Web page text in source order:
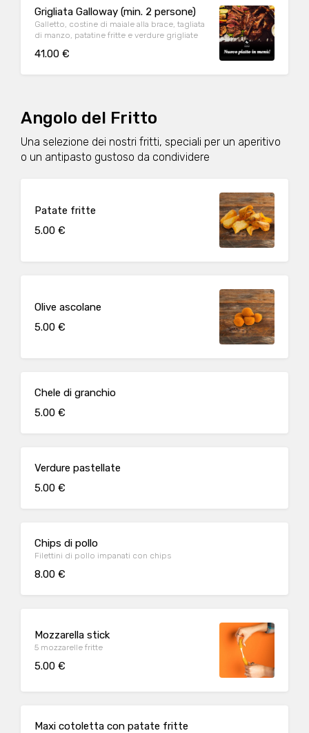
Grigliata Galloway (min. 2 persone)
Galletto, costine di maiale alla brace, tagliata
di manzo, patatine fritte e verdure grigliate
41.00 €
Angolo del Fritto
Una selezione dei nostri fritti, speciali per un aperitivo
o un antipasto gustoso da condividere
Patate fritte
5.00 €
Olive ascolane
5.00 €
Chele di granchio
5.00 €
Verdure pastellate
5.00 €
Chips di pollo
Filettini di pollo impanati con chips
8.00 €
Mozzarella stick
5 mozzarelle fritte
5.00 €
Maxi cotoletta con patate fritte